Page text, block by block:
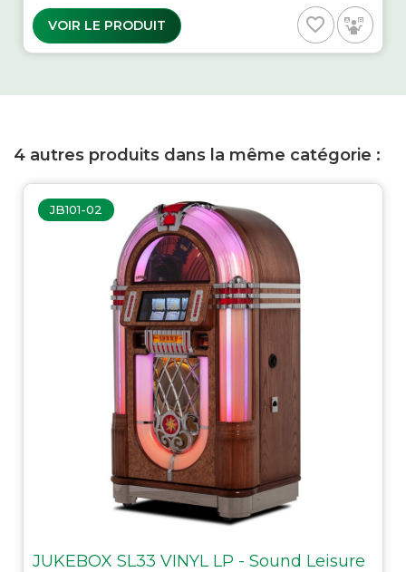
VOIR LE PRODUIT favorite_border
4 autres produits dans la même catégorie :
JB101-02
JUKEBOX SL33 VINYL LP - Sound Leisure